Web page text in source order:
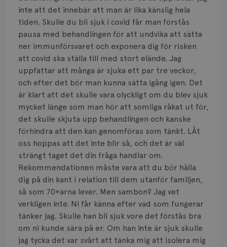
inte att det innebär att man är lika känslig hela
tiden. Skulle du bli sjuk i covid får man förstås
pausa med behandlingen för att undvika att sätta
ner immunförsvaret och exponera dig för risken
att covid ska ställa till med stort elände. Jag
uppfattar att många är sjuka ett par tre veckor,
och efter det bör man kunna sätta igång igen. Det
är klart att det skulle vara olyckligt om du blev sjuk
mycket länge som man hör att somliga råkat ut för,
det skulle skjuta upp behandlingen och kanske
förhindra att den kan genomföras som tänkt. LÅt
oss hoppas att det inte blir så, och det är väl
strängt taget det din fråga handlar om.
Rekommendationen måste vara att du bör hålla
dig på din kant i relation till dem utanför familjen,
så som 70+arna lever. Men sambon? Jag vet
verkligen inte. Ni får känna efter vad som fungerar
tänker jag. Skulle han bli sjuk vore det förstås bra
om ni kunde sära på er. Om han inte är sjuk skulle
jag tycka det var svårt att tänka mig att isolera mig
Risker
Spridd bröstcancer
Strålning
Vätska